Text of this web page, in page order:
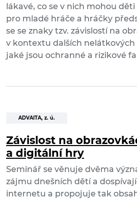
lákavé, co se v nich mohou
pro mladé hráče a hráčky
se se znaky tzv. závislostí na
v kontextu dalších nelátkových
jaké jsou ochranné a rizikové
ADVAITA, z. ú.
Závislost na
a digitální hry
Seminář se věnuje dvěma
zájmu dnešních dětí a
internetu a propojuje tak